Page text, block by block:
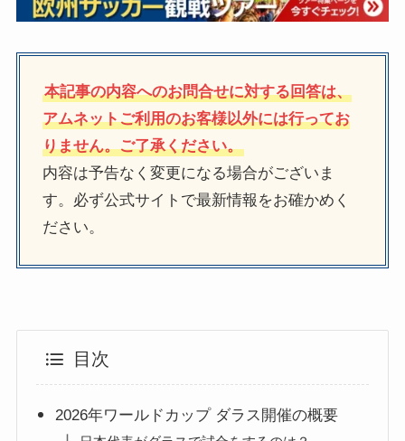
本記事の内容へのお問合せに対する回答は、
アムネットご利用のお客様以外には行ってお
りません。ご了承ください。
内容は予告なく変更になる場合がございま
す。必ず公式サイトで最新情報をお確かめく
ださい。
目次
2026年ワールドカップ ダラス開催の概要